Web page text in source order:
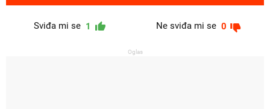
Sviđa mi se 1 Ne sviđa mi se 0
Oglas